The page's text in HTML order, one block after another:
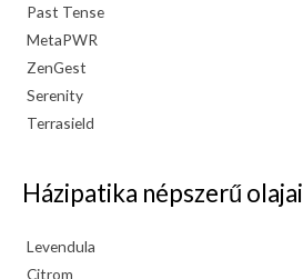
Past Tense
MetaPWR
ZenGest
Serenity
Terrasield
Házipatika népszerű olajai
Levendula
Citrom